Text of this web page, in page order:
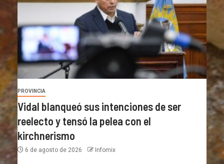
PROVINCIA
Vidal blanqueó sus intenciones de ser
reelecto y tensó la pelea con el
kirchnerismo
6 de agosto de 2026 Infomix